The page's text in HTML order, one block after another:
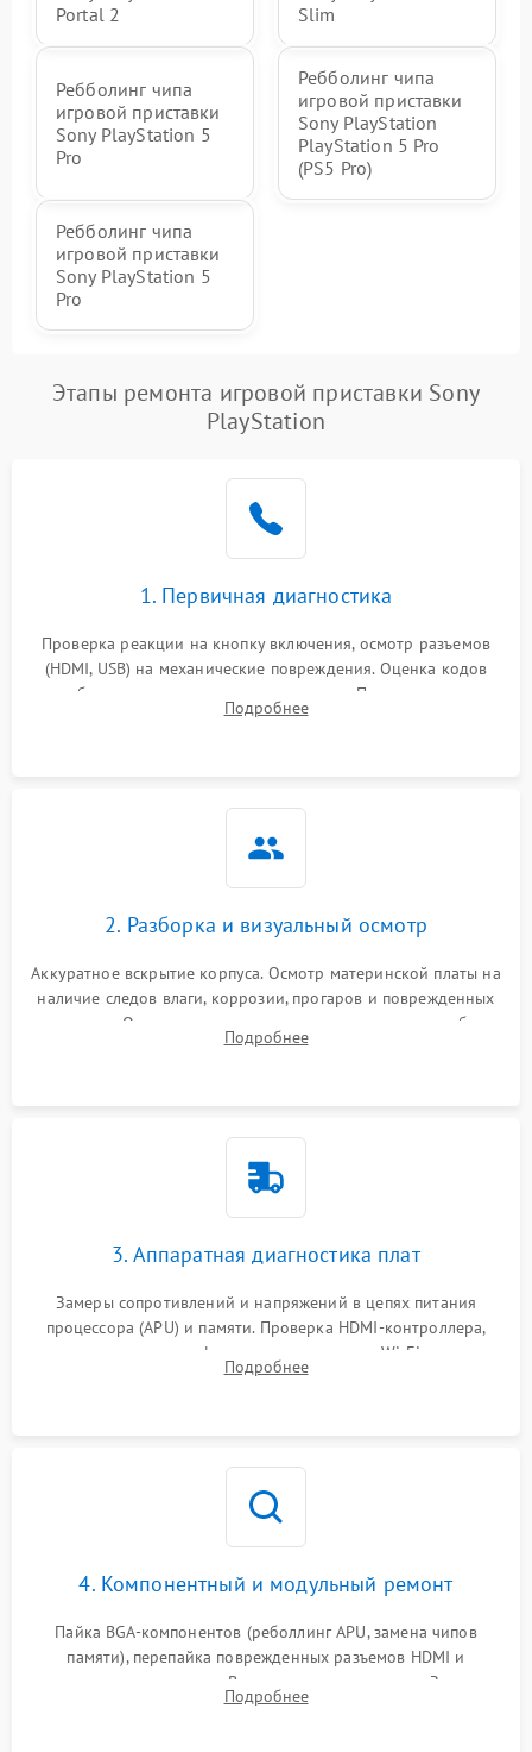
Portal 2
Slim
Ребболинг чипа
игровой приставки
Sony PlayStation 5
Pro
Ребболинг чипа
игровой приставки
Sony PlayStation
PlayStation 5 Pro
(PS5 Pro)
Ребболинг чипа
игровой приставки
Sony PlayStation 5
Pro
Этапы ремонта игровой приставки Sony
PlayStation
1. Первичная диагностика
Проверка реакции на кнопку включения, осмотр разъемов
(HDMI, USB) на механические повреждения. Оценка кодов
ошибок на экране или по индикаторам. Проверка чтения
дисков, работы геймпадов и наличия гарантийных пломб.
Подробнее
2. Разборка и визуальный осмотр
Аккуратное вскрытие корпуса. Осмотр материнской платы на
наличие следов влаги, коррозии, прогаров и поврежденных
элементов. Оценка состояния системы охлаждения, турбины
кулера и степени загрязнения радиатора пылью.
Подробнее
3. Аппаратная диагностика плат
Замеры сопротивлений и напряжений в цепях питания
процессора (APU) и памяти. Проверка HDMI-контроллера,
микросхем флеш-памяти и модуля Wi-Fi
Подробнее
4. Компонентный и модульный ремонт
Пайка BGA-компонентов (реболлинг APU, замена чипов
памяти), перепайка поврежденных разъемов HDMI и
контроллеров питания. Восстановление дорожек. Замена
неисправного жесткого диска, SSD или лазерной головки
Подробнее